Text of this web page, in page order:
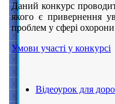
Даний конкурс
якого є привернення
проблем у сфері
Умови участі у конкурсі
Відеоурок для